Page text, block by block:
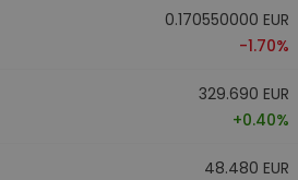
0.170550000 EUR
-1.70%
329.690 EUR
+0.40%
48.480 EUR